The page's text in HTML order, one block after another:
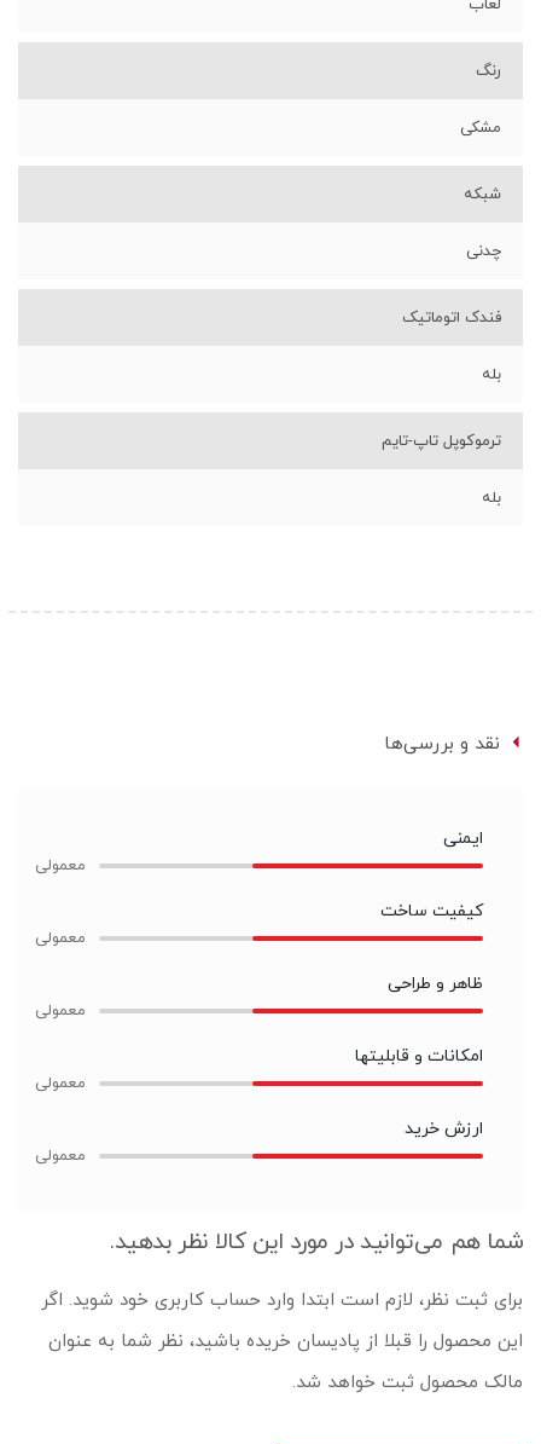
لعاب
رنگ
مشکی
شبکه
چدنی
فندک اتوماتیک
بله
ترموکوپل تاپ-تایم
بله
نقد و بررسی‌ها
ایمنی
کیفیت ساخت
ظاهر و طراحی
امکانات و قابلیتها
ارزش خرید
شما هم می‌توانید در مورد این کالا نظر بدهید.
برای ثبت نظر، لازم است ابتدا وارد حساب کاربری خود شوید. اگر
این محصول را قبلا از پادیسان خریده باشید، نظر شما به عنوان
مالک محصول ثبت خواهد شد.